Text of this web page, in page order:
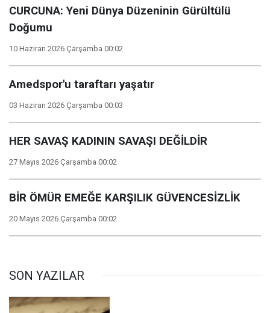
CURCUNA: Yeni Dünya Düzeninin Gürültülü
Doğumu
10 Haziran 2026 Çarşamba 00:02
Amedspor'u taraftarı yaşatır
03 Haziran 2026 Çarşamba 00:03
HER SAVAŞ KADININ SAVAŞI DEĞİLDİR
27 Mayıs 2026 Çarşamba 00:02
BİR ÖMÜR EMEĞE KARŞILIK GÜVENCESİZLİK
20 Mayıs 2026 Çarşamba 00:02
SON YAZILAR